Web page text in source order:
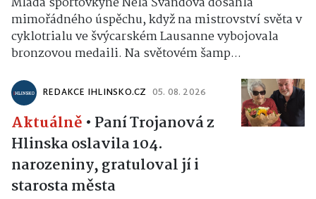
mimořádného úspěchu, když na mistrovství světa v
cyklotrialu ve švýcarském Lausanne vybojovala
bronzovou medaili. Na světovém šamp...
REDAKCE IHLINSKO.CZ 05. 08. 2026
Aktuálně • Paní Trojanová z
Hlinska oslavila 104.
narozeniny, gratuloval jí i
starosta města